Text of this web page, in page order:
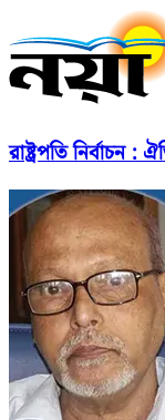
রাষ্ট্রপতি নির্বাচন :